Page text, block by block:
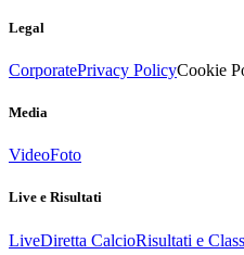
Legal
CorporatePrivacy PolicyCookie
Media
VideoFoto
Live e Risultati
LiveDiretta CalcioRisultati e